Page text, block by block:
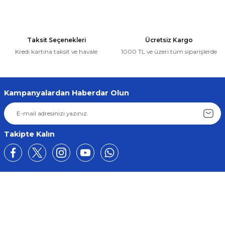
Megane 4 Talisman Kadjar Cam Açma Anahtarı Düğmesi Dörtlü
4.977,07 ₺
Sepete Ekle
Taksit Seçenekleri
Kredi kartına taksit ve havale
Ücretsiz Kargo
1000 TL ve üzeri tüm siparişlerde
Kampanyalardan Haberdar Olun
Takipte Kalın